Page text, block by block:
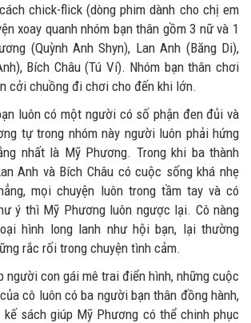
chick-flick (dòng phim dành cho chị em
xoay quanh nhóm bạn thân gồm 3 nữ và 1
(Quỳnh Anh Shyn), Lan Anh (Băng Di),
Bích Châu (Tú Ví). Nhóm bạn thân chơi
cởi chuồng đi chơi cho đến khi lớn.
luôn có một người có số phận đen đủi và
tự trong nhóm này người luôn phải hứng
nhất là Mỹ Phương. Trong khi ba thành
Anh và Bích Châu có cuộc sống khá nhẹ
mọi chuyện luôn trong tầm tay và có
ý thì Mỹ Phương luôn ngược lại. Cô nàng
hình long lanh như hội bạn, lại thường
rắc rối trong chuyện tình cảm.
người con gái mê trai điển hình, những cuộc
cô luôn có ba người bạn thân đồng hành,
kế sách giúp Mỹ Phương có thể chinh phục